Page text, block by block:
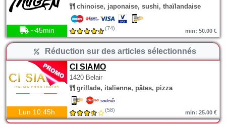
chinoise, japonaise, sushi, thaïlandaise
~45min (74) min: 50.00 €
Réduction sur des articles sélectionnés
CI SIAMO
1420 Belair
grillade, italienne, pâtes, pizza
Lun 10:45h (58) min: 25.00 €